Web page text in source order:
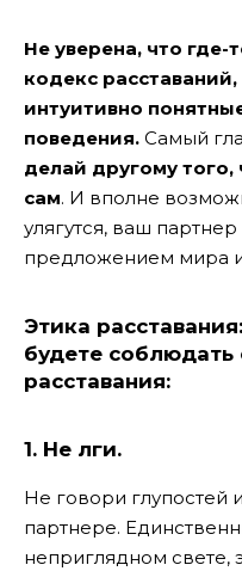
Не уверена, что где-
кодекс расставаний,
интуитивно
поведения. Самый
делай другому того,
сам. И вполне
улягутся, ваш
предложением мира
Этика
будете
расставания:
1. Не лги.
Не говори глупостей
партнере.
неприглядном свете,